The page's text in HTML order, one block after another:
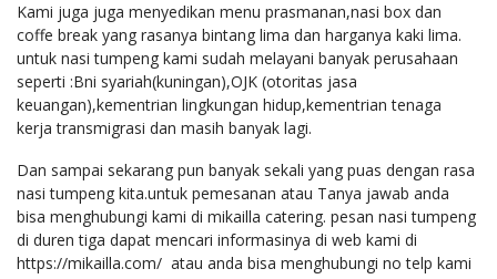
Kami juga juga menyedikan menu prasmanan,nasi box dan
coffe break yang rasanya bintang lima dan harganya kaki lima.
untuk nasi tumpeng kami sudah melayani banyak perusahaan
seperti :Bni syariah(kuningan),OJK (otoritas jasa
keuangan),kementrian lingkungan hidup,kementrian tenaga
kerja transmigrasi dan masih banyak lagi.
Dan sampai sekarang pun banyak sekali yang puas dengan rasa
nasi tumpeng kita.untuk pemesanan atau Tanya jawab anda
bisa menghubungi kami di mikailla catering. pesan nasi tumpeng
di duren tiga dapat mencari informasinya di web kami di
https://mikailla.com/ atau anda bisa menghubungi no telp kami